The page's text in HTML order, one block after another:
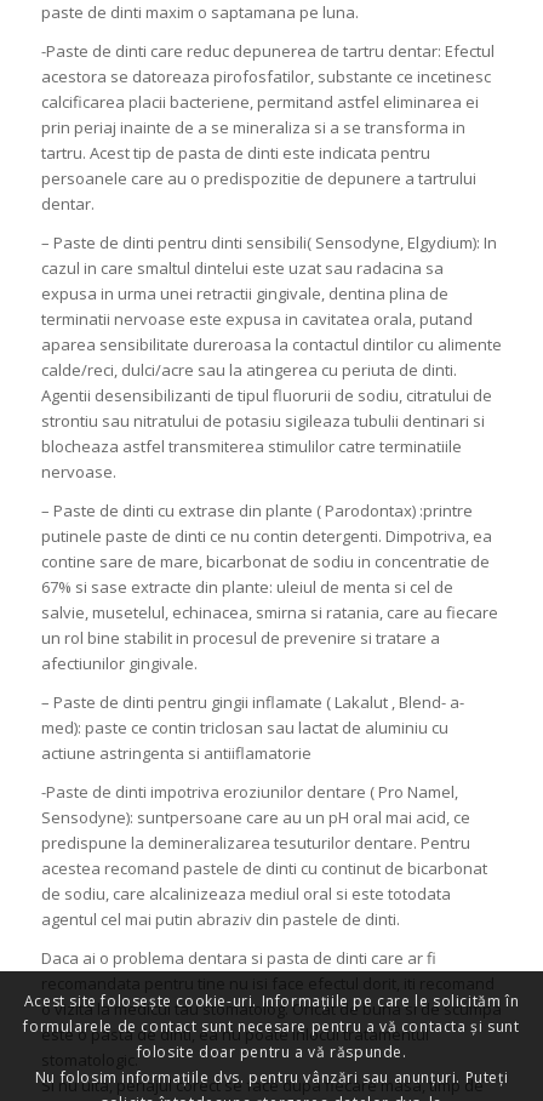
paste de dinti maxim o saptamana pe luna.
-Paste de dinti care reduc depunerea de tartru dentar: Efectul
acestora se datoreaza pirofosfatilor, substante ce incetinesc
calcificarea placii bacteriene, permitand astfel eliminarea ei
prin periaj inainte de a se mineraliza si a se transforma in
tartru. Acest tip de pasta de dinti este indicata pentru
persoanele care au o predispozitie de depunere a tartrului
dentar.
– Paste de dinti pentru dinti sensibili( Sensodyne, Elgydium): In
cazul in care smaltul dintelui este uzat sau radacina sa
expusa in urma unei retractii gingivale, dentina plina de
terminatii nervoase este expusa in cavitatea orala, putand
aparea sensibilitate dureroasa la contactul dintilor cu alimente
calde/reci, dulci/acre sau la atingerea cu periuta de dinti.
Agentii desensibilizanti de tipul fluorurii de sodiu, citratului de
strontiu sau nitratului de potasiu sigileaza tubulii dentinari si
blocheaza astfel transmiterea stimulilor catre terminatiile
nervoase.
– Paste de dinti cu extrase din plante ( Parodontax) :printre
putinele paste de dinti ce nu contin detergenti. Dimpotriva, ea
contine sare de mare, bicarbonat de sodiu in concentratie de
67% si sase extracte din plante: uleiul de menta si cel de
salvie, musetelul, echinacea, smirna si ratania, care au fiecare
un rol bine stabilit in procesul de prevenire si tratare a
afectiunilor gingivale.
– Paste de dinti pentru gingii inflamate ( Lakalut , Blend- a-
med): paste ce contin triclosan sau lactat de aluminiu cu
actiune astringenta si antiiflamatorie
-Paste de dinti impotriva eroziunilor dentare ( Pro Namel,
Sensodyne): suntpersoane care au un pH oral mai acid, ce
predispune la demineralizarea tesuturilor dentare. Pentru
acestea recomand pastele de dinti cu continut de bicarbonat
de sodiu, care alcalinizeaza mediul oral si este totodata
agentul cel mai putin abraziv din pastele de dinti.
Daca ai o problema dentara si pasta de dinti care ar fi
o vizita la medicul tau stomatolog. Oricat de buna si de scumpa
este o pasta de dinti, ea nu poate inlocui tratamentul
Si nu uita, periajul corect se face dupa fiecare masa, timp de
Acest site folosește cookie-uri. Informațiile pe care le solicităm în
formularele de contact sunt necesare pentru a vă contacta și sunt
folosite doar pentru a vă răspunde.
Nu folosim informațiile dvs. pentru vânzări sau anunțuri. Puteți